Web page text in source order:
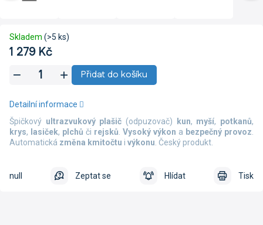
1 279 Kč
Skladem (>5 ks)
Přidat do košíku
Špičkový ultrazvukový plašič (odpuzovač) kun, myší, potkanů,
krys, lasiček, plchů či rejsků. Vysoký výkon a bezpečný provoz.
Automatická změna kmitočtu i výkonu. Český produkt.
Detailní informace
Tisk
Zeptat se Hlídat
null